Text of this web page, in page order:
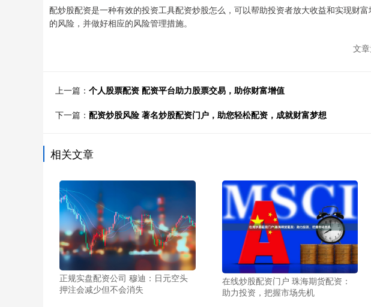
配炒股配资是一种有效的投资工具配资炒股怎么，可以帮助投资者放大收益和实现财
的风险，并做好相应的风险管理措施。
文
上一篇： 个人股票配资 配资平台助力股票交易，助你财富增值
下一篇： 配资炒股风险 著名炒股配资门户，助您轻松配资，成就财富梦想
相关文章
正规实盘配资公司 穆迪：日元空头
押注会减少但不会消失
在线炒股配资门户 珠海期货配资：
助力投资，把握市场先机